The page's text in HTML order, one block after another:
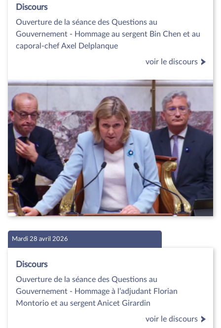
Discours
Ouverture de la séance des Questions au
Gouvernement - Hommage au sergent Bin Chen et au
caporal-chef Axel Delplanque
voir le discours
Mardi 28 avril 2026
Discours
Ouverture de la séance des Questions au
Gouvernement - Hommage à l’adjudant Florian
Montorio et au sergent Anicet Girardin
voir le discours